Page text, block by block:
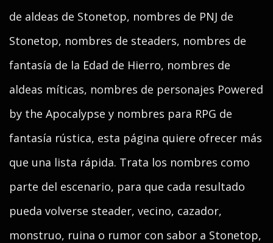
de aldeas de Stonetop, nombres de PNJ de
Stonetop, nombres de steaders, nombres de
fantasía de la Edad de Hierro, nombres de
aldeas míticas, nombres de personajes Powered
by the Apocalypse y nombres para RPG de
fantasía rústica, esta página quiere ofrecer más
que una lista rápida. Trata los nombres como
parte del escenario, para que cada resultado
pueda volverse steader, vecino, cazador,
monstruo, ruina o rumor con sabor a Stonetop,